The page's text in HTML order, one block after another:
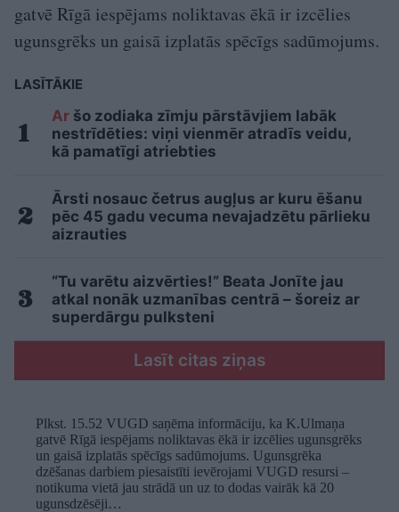
gatvē Rīgā iespējams noliktavas ēkā ir izcēlies
ugunsgrēks un gaisā izplatās spēcīgs sadūmojums.
LASĪTĀKIE
Ar šo zodiaka zīmju pārstāvjiem labāk
nestrīdēties: viņi vienmēr atradīs veidu,
kā pamatīgi atriebties
Ārsti nosauc četrus augļus ar kuru ēšanu
pēc 45 gadu vecuma nevajadzētu pārlieku
aizrauties
“Tu varētu aizvērties!” Beata Jonīte jau
atkal nonāk uzmanības centrā – šoreiz ar
superdārgu pulksteni
Lasīt citas ziņas
Plkst. 15.52 VUGD saņēma informāciju, ka K.Ulmaņa
gatvē Rīgā iespējams noliktavas ēkā ir izcēlies ugunsgrēks
un gaisā izplatās spēcīgs sadūmojums. Ugunsgrēka
dzēšanas darbiem piesaistīti ievērojami VUGD resursi –
notikuma vietā jau strādā un uz to dodas vairāk kā 20
ugunsdzēsēji…